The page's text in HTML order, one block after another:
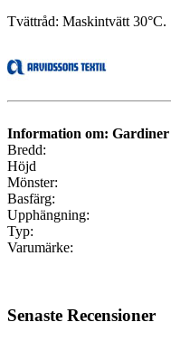
Tvättråd: Maskintvätt 30°C.
Information om: Gardiner
Bredd:
Höjd
Mönster:
Basfärg:
Upphängning:
Typ:
Varumärke:
Senaste Recensioner